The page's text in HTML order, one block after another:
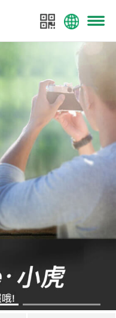
美景数码
2